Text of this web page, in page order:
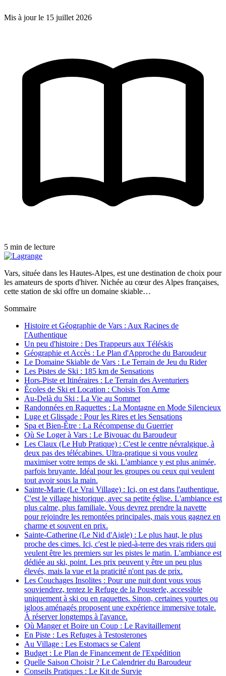
Mis à jour le 15 juillet 2026
5 min de lecture
Vars, située dans les Hautes-Alpes, est une destination de choix pour
les amateurs de sports d'hiver. Nichée au cœur des Alpes françaises,
cette station de ski offre un domaine skiable…
Sommaire
Histoire et Géographie de Vars : Aux Racines de
l'Authentique
Un peu d'histoire : Des Trappeurs aux Téléskis
Géographie et Accès : Le Plan d'Approche du Baroudeur
Le Domaine Skiable de Vars : Le Terrain de Jeu du Rider
Les Pistes de Ski : 185 km de Sensations
Hors-Piste et Itinéraires : Le Terrain des Aventuriers
Écoles de Ski et Location : Choisis Ton Arme
Au-Delà du Ski : La Vie au Sommet
Randonnées en Raquettes : La Montagne en Mode Silencieux
Luge et Glissade : Pour les Rires et les Sensations
Spa et Bien-Être : La Récompense du Guerrier
Où Se Loger à Vars : Le Bivouac du Baroudeur
Les Claux (Le Hub Pratique) : C'est le centre névralgique, à
deux pas des télécabines. Ultra-pratique si vous voulez
maximiser votre temps de ski. L'ambiance y est plus animée,
parfois bruyante. Idéal pour les groupes ou ceux qui veulent
tout avoir sous la main.
Sainte-Marie (Le Vrai Village) : Ici, on est dans l'authentique.
C'est le village historique, avec sa petite église. L'ambiance est
plus calme, plus familiale. Vous devrez prendre la navette
pour rejoindre les remontées principales, mais vous gagnez en
charme et souvent en prix.
Sainte-Catherine (Le Nid d'Aigle) : Le plus haut, le plus
proche des cimes. Ici, c'est le pied-à-terre des vrais riders qui
veulent être les premiers sur les pistes le matin. L'ambiance est
dédiée au ski, point. Les prix peuvent y être un peu plus
élevés, mais la vue et la praticité n'ont pas de prix.
Les Couchages Insolites : Pour une nuit dont vous vous
souviendrez, tentez le Refuge de la Pousterle, accessible
uniquement à ski ou en raquettes. Sinon, certaines yourtes ou
igloos aménagés proposent une expérience immersive totale.
À réserver longtemps à l'avance.
Où Manger et Boire un Coup : Le Ravitaillement
En Piste : Les Refuges à Testosterones
Au Village : Les Estomacs se Calent
Budget : Le Plan de Financement de l'Expédition
Quelle Saison Choisir ? Le Calendrier du Baroudeur
Conseils Pratiques : Le Kit de Survie